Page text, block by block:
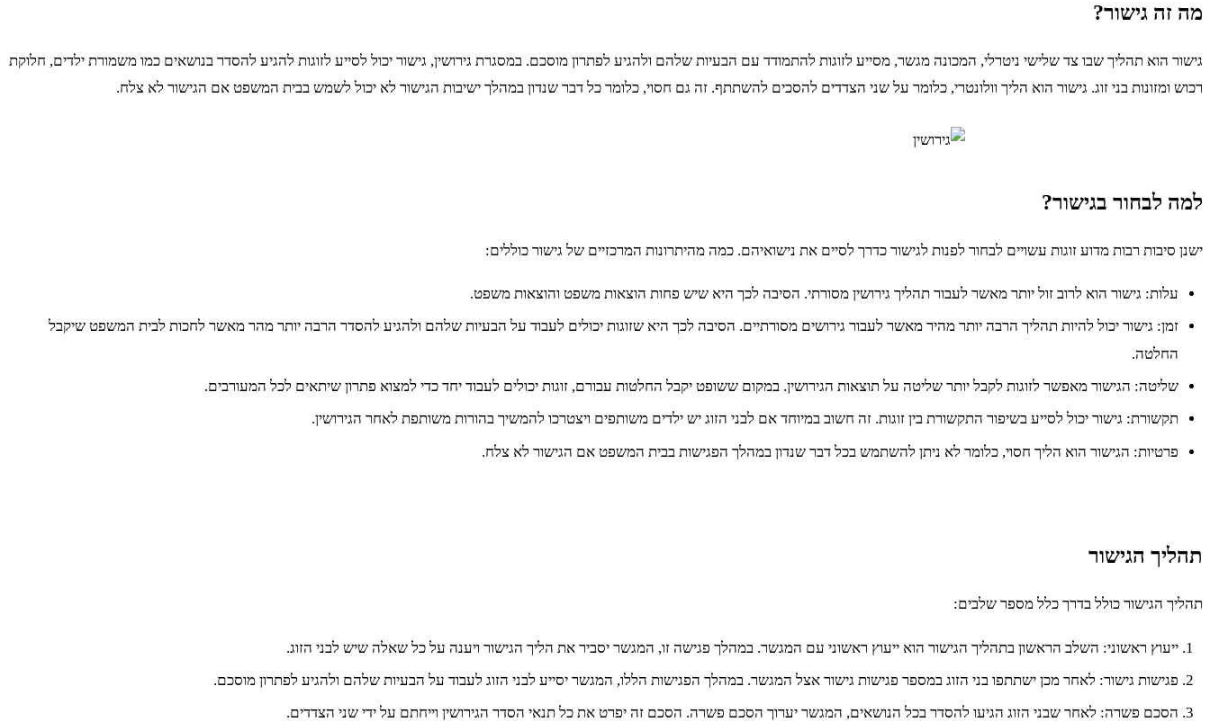
מה זה גישור?
גישור הוא תהליך שבו צד שלישי ניטרלי, המכונה מגשר, מסייע לזוגות להתמודד עם הבעיות שלהם ולהגיע לפתרון מוסכם. במסגרת גירושין, גישור יכול לסייע לזוגות להגיע להסדר בנושאים כמו משמורת ילדים, חלוקת
רכוש ומזונות בני זוג. גישור הוא הליך וולונטרי, כלומר על שני הצדדים להסכים להשתתף. זה גם חסוי, כלומר כל דבר שנדון במהלך ישיבות הגישור לא יכול לשמש בבית המשפט אם הגישור לא צלח.
למה לבחור בגישור?
ישנן סיבות רבות מדוע זוגות עשויים לבחור לפנות לגישור כדרך לסיים את נישואיהם. כמה מהיתרונות המרכזיים של גישור כוללים:
עלות: גישור הוא לרוב זול יותר מאשר לעבור תהליך גירושין מסורתי. הסיבה לכך היא שיש פחות הוצאות משפט והוצאות משפט.
זמן: גישור יכול להיות תהליך הרבה יותר מהיר מאשר לעבור גירושים מסורתיים. הסיבה לכך היא שזוגות יכולים לעבוד על הבעיות שלהם ולהגיע להסדר הרבה יותר מהר מאשר לחכות לבית המשפט שיקבל
החלטה.
שליטה: הגישור מאפשר לזוגות לקבל יותר שליטה על תוצאות הגירושין. במקום ששופט יקבל החלטות עבורם, זוגות יכולים לעבוד יחד כדי למצוא פתרון שיתאים לכל המעורבים.
תקשורת: גישור יכול לסייע בשיפור התקשורת בין זוגות. זה חשוב במיוחד אם לבני הזוג יש ילדים משותפים ויצטרכו להמשיך בהורות משותפת לאחר הגירושין.
פרטיות: הגישור הוא הליך חסוי, כלומר לא ניתן להשתמש בכל דבר שנדון במהלך הפגישות בבית המשפט אם הגישור לא צלח.
תהליך הגישור
תהליך הגישור כולל בדרך כלל מספר שלבים:
ייעוץ ראשוני: השלב הראשון בתהליך הגישור הוא ייעוץ ראשוני עם המגשר. במהלך פגישה זו, המגשר יסביר את הליך הגישור ויענה על כל שאלה שיש לבני הזוג.
פגישות גישור: לאחר מכן ישתתפו בני הזוג במספר פגישות גישור אצל המגשר. במהלך הפגישות הללו, המגשר יסייע לבני הזוג לעבוד על הבעיות שלהם ולהגיע לפתרון מוסכם.
הסכם פשרה: לאחר שבני הזוג הגיעו להסדר בכל הנושאים, המגשר יערוך הסכם פשרה. הסכם זה יפרט את כל תנאי הסדר הגירושין וייחתם על ידי שני הצדדים.